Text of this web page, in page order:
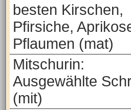
besten Kirschen,
Pfirsiche,
Pflaumen (mat)
Mitschurin:
Ausgewählte
(mit)